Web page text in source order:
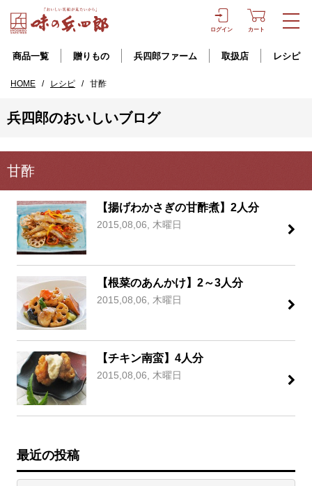
ログイン カート
商品一覧 贈りもの 兵四郎ファーム 取扱店 レシピ
HOME / レシピ / 甘酢
兵四郎のおいしいブログ
甘酢
【揚げわかさぎの甘酢煮】2人分
2015,08,06, 木曜日
【根菜のあんかけ】2～3人分
2015,08,06, 木曜日
【チキン南蛮】4人分
2015,08,06, 木曜日
最近の投稿